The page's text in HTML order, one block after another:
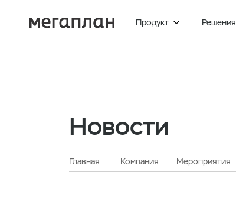
Продукт  Решения
Новости
Главная Компания Мероприятия